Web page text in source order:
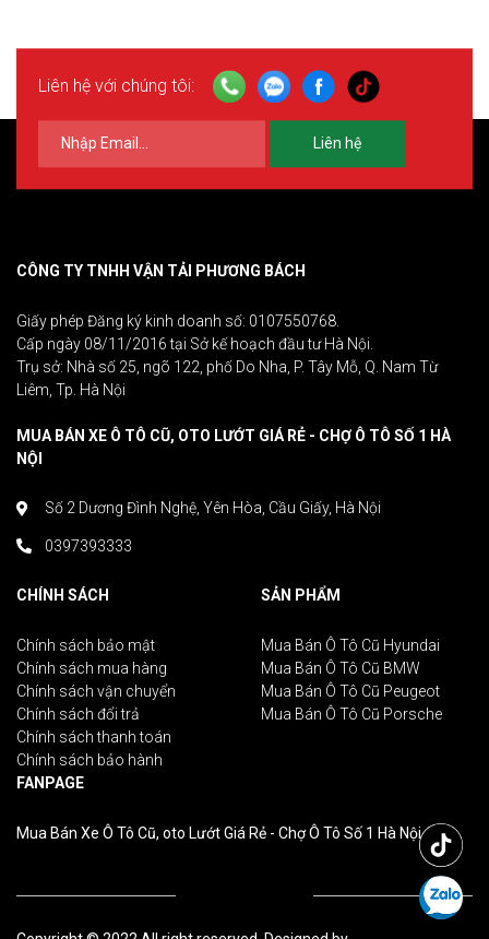
Liên hệ với chúng tôi:
Liên hệ
CÔNG TY TNHH VẬN TẢI PHƯƠNG BÁCH
Giấy phép Đăng ký kinh doanh số: 0107550768.
Cấp ngày 08/11/2016 tại Sở kế hoạch đầu tư Hà Nội.
Trụ sở: Nhà số 25, ngõ 122, phố Do Nha, P. Tây Mỗ, Q. Nam Từ
Liêm, Tp. Hà Nội
MUA BÁN XE Ô TÔ CŨ, OTO LƯỚT GIÁ RẺ - CHỢ Ô TÔ SỐ 1 HÀ
NỘI
Số 2 Dương Đình Nghệ, Yên Hòa, Cầu Giấy, Hà Nội
0397393333
CHÍNH SÁCH
Chính sách bảo mật
Chính sách mua hàng
Chính sách vận chuyển
Chính sách đổi trả
Chính sách thanh toán
Chính sách bảo hành
SẢN PHẨM
Mua Bán Ô Tô Cũ Hyundai
Mua Bán Ô Tô Cũ BMW
Mua Bán Ô Tô Cũ Peugeot
Mua Bán Ô Tô Cũ Porsche
FANPAGE
Mua Bán Xe Ô Tô Cũ, oto Lướt Giá Rẻ - Chợ Ô Tô Số 1 Hà Nội